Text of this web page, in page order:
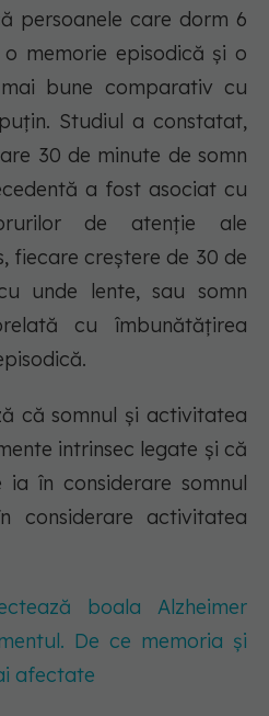
persoanele care dorm 6
memorie episodică și o
bune comparativ cu
Studiul a constatat,
30 de minute de somn
a fost asociat cu
de atenție ale
fiecare creștere de 30 de
unde lente, sau somn
cu îmbunătățirea
că somnul și activitatea
intrinsec legate și că
în considerare somnul
considerare activitatea
boala Alzheimer
De ce memoria și
afectate